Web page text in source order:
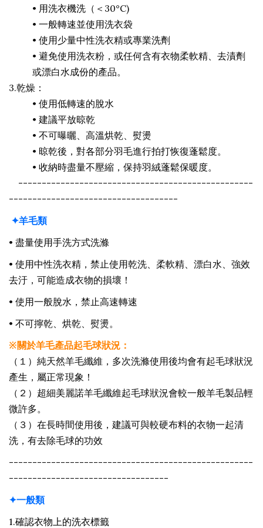
• 用洗衣機洗（＜30°C)
• 一般轉速並使用洗衣袋
• 使用少量中性洗衣精或專業洗劑
• 避免使用洗衣粉，或任何含有衣物柔軟精、去漬劑
或漂白水成份的產品。
3.乾燥：
• 使用低轉速的脫水
• 建議平放晾乾
• 不可曝曬、高溫烘乾、熨燙
• 晾乾後，對各部分羽毛進行拍打恢復蓬鬆度。
• 收納時盡量不壓縮，保持羽絨蓬鬆保暖度。
--------------------------------------------------
------------------------------------
✦羊毛類
• 盡量使用手洗方式洗滌
• 使用中性洗衣精，禁止使用乾洗、柔軟精、漂白水、強效
去汙，可能造成衣物的損壞！
• 使用一般脫水，禁止高速轉速
• 不可擰乾、烘乾、熨燙。
※關於羊毛產品起毛球狀況：
（１）純天然羊毛纖維，多次洗滌使用後均會有起毛球狀況
產生，屬正常現象！
（２）超細美麗諾羊毛纖維起毛球狀況會較一般羊毛製品輕
微許多。
（３）在長時間使用後，建議可與較硬布料的衣物一起清
洗，有去除毛球的功效
----------------------------------------------------
----------------------------------
✦一般類
1.確認衣物上的洗衣標籤